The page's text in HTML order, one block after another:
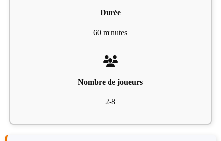
Durée
60 minutes
Nombre de joueurs
2-8